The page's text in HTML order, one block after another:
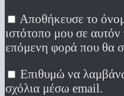
Αποθήκευσε το
ιστότοπο μου σε
επόμενη φορά που θα
Επιθυμώ να
σχόλια μέσω email.